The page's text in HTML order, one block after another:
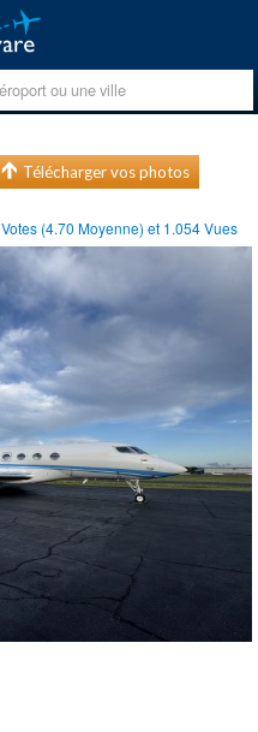
Télécharger vos photos
Votes (4.70 Moyenne) et 1.054Vues